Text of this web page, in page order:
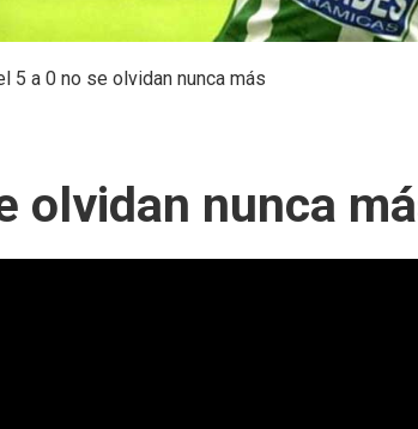
5 a 0 no se olvidan nunca más
olvidan nunca